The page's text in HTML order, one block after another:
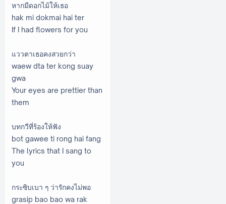
หากมีดอกไม้ให้เธอ
hak mi dokmai hai ter
If I had flowers for you
แววตาเธอคงสวยกว่า
waew dta ter kong suay
gwa
Your eyes are prettier than
them
บทกวีที่ร้องให้ฟัง
bot gawee ti rong hai fang
The lyrics that I sang to
you
กระซิบเบา ๆ ว่ารักคงไม่พอ
grasip bao bao wa rak